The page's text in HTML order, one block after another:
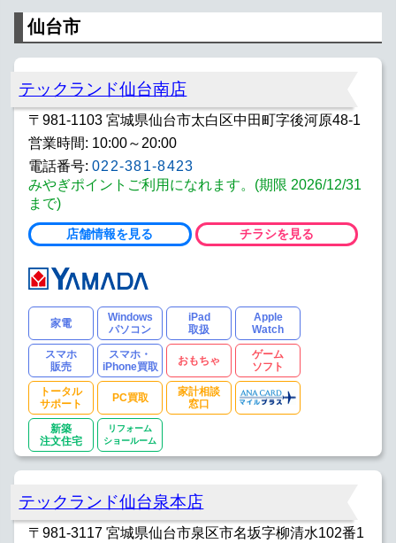
仙台市
テックランド仙台南店
〒981-1103 宮城県仙台市太白区中田町字後河原48-1
営業時間: 10:00～20:00
電話番号: 022-381-8423
みやぎポイントご利用になれます。(期限 2026/12/31
まで)
店舗情報を見る チラシを見る
家電
Windows
パソコン
iPad
取扱
Apple
Watch
スマホ
販売
スマホ・
iPhone買取
おもちゃ
ゲーム
ソフト
トータル
サポート
PC買取
家計相談
窓口
新築
注文住宅
リフォーム
ショールーム
テックランド仙台泉本店
〒981-3117 宮城県仙台市泉区市名坂字柳清水102番1